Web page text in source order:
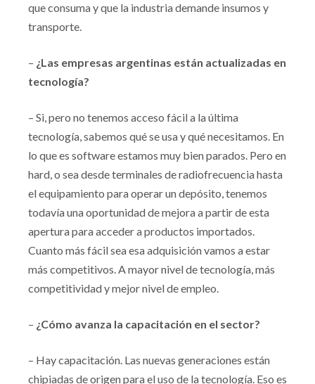
que consuma y que la industria demande insumos y
transporte.
– ¿Las empresas argentinas están actualizadas en
tecnología?
– Si, pero no tenemos acceso fácil a la última
tecnología, sabemos qué se usa y qué necesitamos. En
lo que es software estamos muy bien parados. Pero en
hard, o sea desde terminales de radiofrecuencia hasta
el equipamiento para operar un depósito, tenemos
todavía una oportunidad de mejora a partir de esta
apertura para acceder a productos importados.
Cuanto más fácil sea esa adquisición vamos a estar
más competitivos. A mayor nivel de tecnología, más
competitividad y mejor nivel de empleo.
– ¿Cómo avanza la capacitación en el sector?
– Hay capacitación. Las nuevas generaciones están
chipiadas de origen para el uso de la tecnología. Eso es